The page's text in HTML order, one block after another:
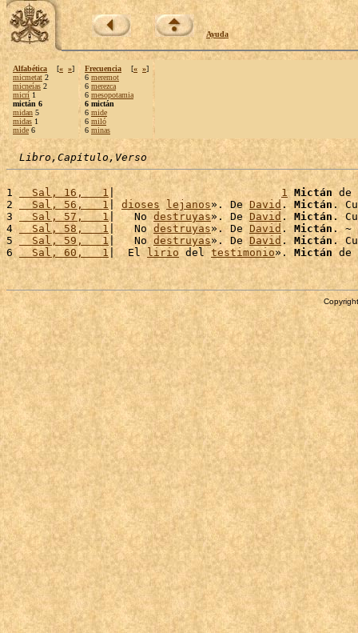
Ayuda
Alfabética [« »]
micmetat 2
micneías 2
micrí 1
mictán 6
midan 5
midas 1
mide 6
Frecuencia [« »]
6 meremot
6 merezca
6 mesopotamia
6 mictán
6 mide
6 miló
6 minas
Libro,Capítulo,Verso
1
  Sal, 16,   1
| 1 Mictán de
2
  Sal, 56,   1
| dioses lejanos». De David . Mictán .
3
  Sal, 57,   1
|   No destruyas». De David. Mictán.
4
  Sal, 58,   1
|   No destruyas». De David. Mictán . ~
5
  Sal, 59,   1
|   No destruyas». De David . Mictán .
6
  Sal, 60,   1
|  El lirio del testimonio». Mictán de